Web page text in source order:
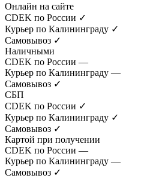
Онлайн на сайте
CDEK по России ✓
Курьер по Калининграду ✓
Самовывоз ✓
Наличными
CDEK по России —
Курьер по Калининграду —
Самовывоз ✓
СБП
CDEK по России ✓
Курьер по Калининграду ✓
Самовывоз ✓
Картой при получении
CDEK по России —
Курьер по Калининграду —
Самовывоз ✓